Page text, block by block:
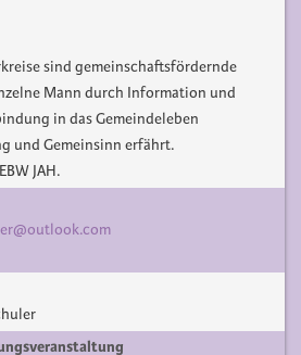
sind gemeinschaftsfördernde
Mann durch Information und
in das Gemeindeleben
und Gemeinsinn erfährt.
JAH.